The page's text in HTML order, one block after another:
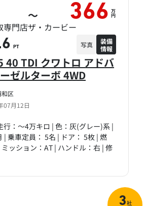
区
07月12日
40 TDI クワトロ アドバ
ゼルターボ 4WD
行：～4万キロ | 色：灰(グレー)系 |
| 乗車定員： 5名 | ドア： 5枚 | 燃
ッション：AT | ハンドル：右 | 修
～ 366 万
円
門店ザ・カービー
PT 写真
装備
情報
3社